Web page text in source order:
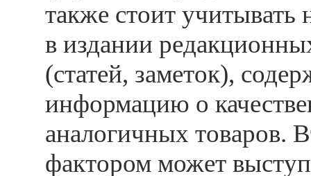
также стоит учитывать
в издании
(статей, заметок),
информацию о
аналогичных товаров.
фактором может